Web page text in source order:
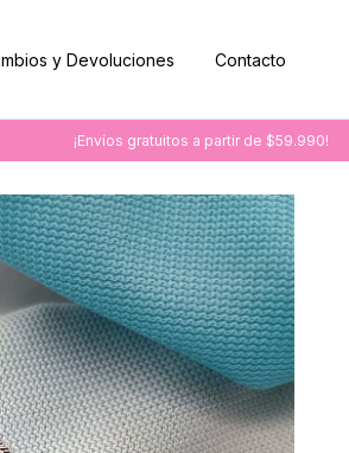
y Devoluciones Contacto
¡Envíos gratuitos a partir de $59.990!